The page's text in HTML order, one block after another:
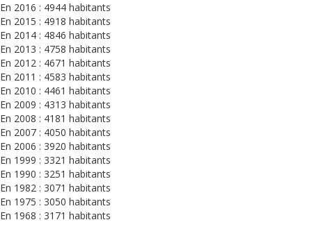
En 2016 : 4944 habitants
En 2015 : 4918 habitants
En 2014 : 4846 habitants
En 2013 : 4758 habitants
En 2012 : 4671 habitants
En 2011 : 4583 habitants
En 2010 : 4461 habitants
En 2009 : 4313 habitants
En 2008 : 4181 habitants
En 2007 : 4050 habitants
En 2006 : 3920 habitants
En 1999 : 3321 habitants
En 1990 : 3251 habitants
En 1982 : 3071 habitants
En 1975 : 3050 habitants
En 1968 : 3171 habitants